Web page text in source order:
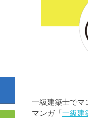
一級建築士でマ
マンガ「一級建